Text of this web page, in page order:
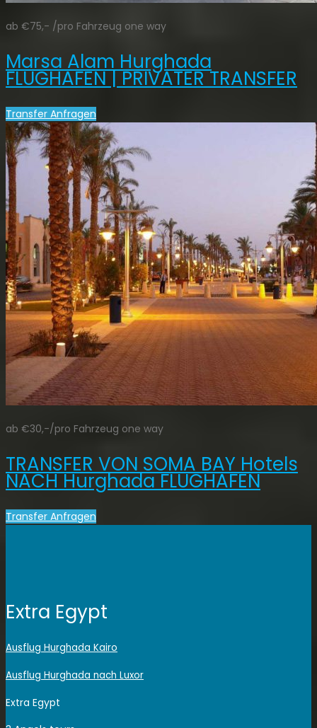
ab €75,- /pro Fahrzeug one way
Marsa Alam Hurghada
FLUGHAFEN | PRIVATER TRANSFER
Transfer Anfragen
ab €30,-/pro Fahrzeug one way
TRANSFER VON SOMA BAY Hotels
NACH Hurghada FLUGHAFEN
Transfer Anfragen
Extra Egypt
Ausflug Hurghada Kairo
Ausflug Hurghada nach Luxor
Extra Egypt